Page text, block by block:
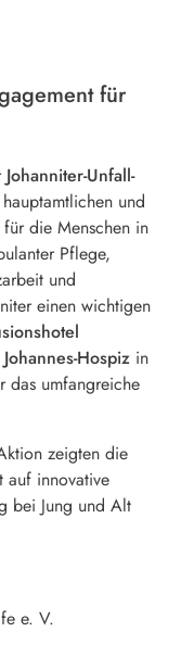
für
Johanniter-Unfall-
und
die Menschen in
Pflege,
und
einen wichtigen
Johannes-Hospiz in
das umfangreiche
zeigten die
auf innovative
bei Jung und Alt
e. V.